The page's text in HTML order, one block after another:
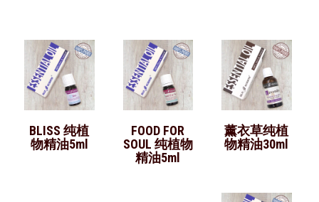
BLISS 纯植
物精油5ml
FOOD FOR
SOUL 纯植物
精油5ml
薰衣草纯植
物精油30ml